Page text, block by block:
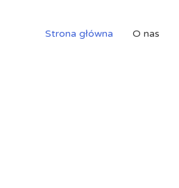
Strona główna O nas